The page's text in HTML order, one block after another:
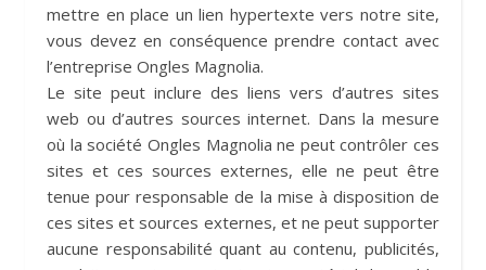
mettre en place un lien hypertexte vers notre site,
vous devez en conséquence prendre contact avec
l’entreprise Ongles Magnolia.
Le site peut inclure des liens vers d’autres sites
web ou d’autres sources internet. Dans la mesure
où la société Ongles Magnolia ne peut contrôler ces
sites et ces sources externes, elle ne peut être
tenue pour responsable de la mise à disposition de
ces sites et sources externes, et ne peut supporter
aucune responsabilité quant au contenu, publicités,